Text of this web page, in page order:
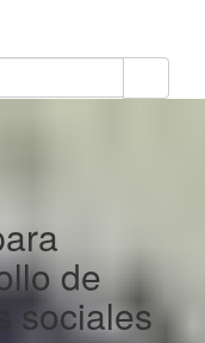
de
sociales